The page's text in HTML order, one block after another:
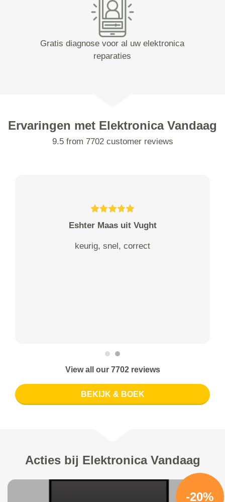
Gratis diagnose voor al uw elektronica
reparaties
Ervaringen met Elektronica Vandaag
9.5 from 7702 customer reviews
Eshter Maas uit Vught
keurig, snel, correct
View all our 7702 reviews
BEKIJK & BOEK
Acties bij Elektronica Vandaag
-20%